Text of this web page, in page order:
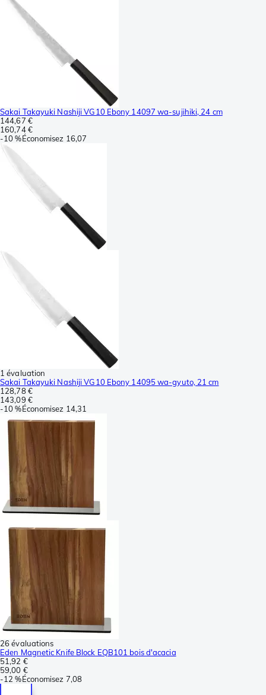
Sakai Takayuki Nashiji VG10 Ebony 14097 wa-sujihiki, 24 cm
144,67 €
160,74 €
-10 %Économisez 16,07
1 évaluation
Sakai Takayuki Nashiji VG10 Ebony 14095 wa-gyuto, 21 cm
128,78 €
143,09 €
-10 %Économisez 14,31
26 évaluations
Eden Magnetic Knife Block EQB101 bois d'acacia
51,92 €
59,00 €
-12 %Économisez 7,08